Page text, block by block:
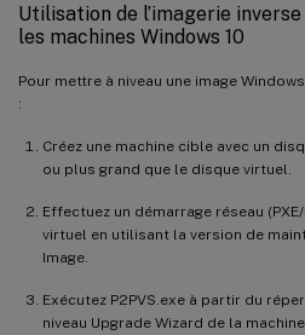
Utilisation de l’imagerie
les machines Windows 10
Pour mettre à niveau une image
:
Créez une machine cible avec un
ou plus grand que le disque virtuel.
Effectuez un démarrage réseau
virtuel en utilisant la version de
Image.
Exécutez P2PVS.exe à partir du
niveau Upgrade Wizard de la